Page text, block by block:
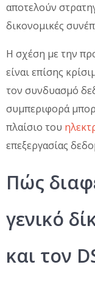
αποτελούν
δικονομικές
Η σχέση με την
είναι επίσης
τον συνδυασμό
συμπεριφορά
πλαίσιο του
επεξεργασίας
Πώς
γενικό
και τον